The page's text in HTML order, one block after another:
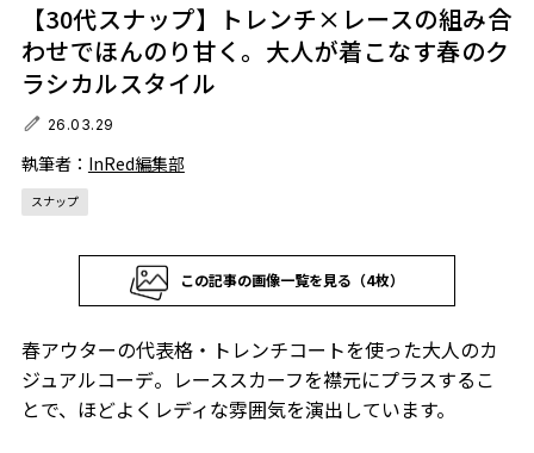
【30代スナップ】トレンチ×レースの組み合
わせでほんのり甘く。大人が着こなす春のク
ラシカルスタイル
26.03.29
執筆者： InRed編集部
スナップ
この記事の画像一覧を見る（4枚）
春アウターの代表格・トレンチコートを使った大人のカ
ジュアルコーデ。レーススカーフを襟元にプラスするこ
とで、ほどよくレディな雰囲気を演出しています。